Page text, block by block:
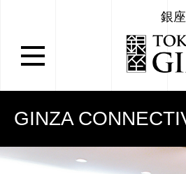
銀
GINZA